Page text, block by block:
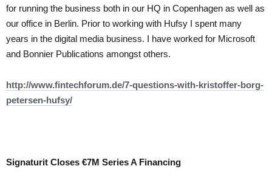
for running the business both in our HQ in Copenhagen as well as
our office in Berlin. Prior to working with Hufsy I spent many
years in the digital media business. I have worked for Microsoft
and Bonnier Publications amongst others.
http://www.fintechforum.de/7-questions-with-kristoffer-borg-
petersen-hufsy/
Signaturit Closes €7M Series A Financing